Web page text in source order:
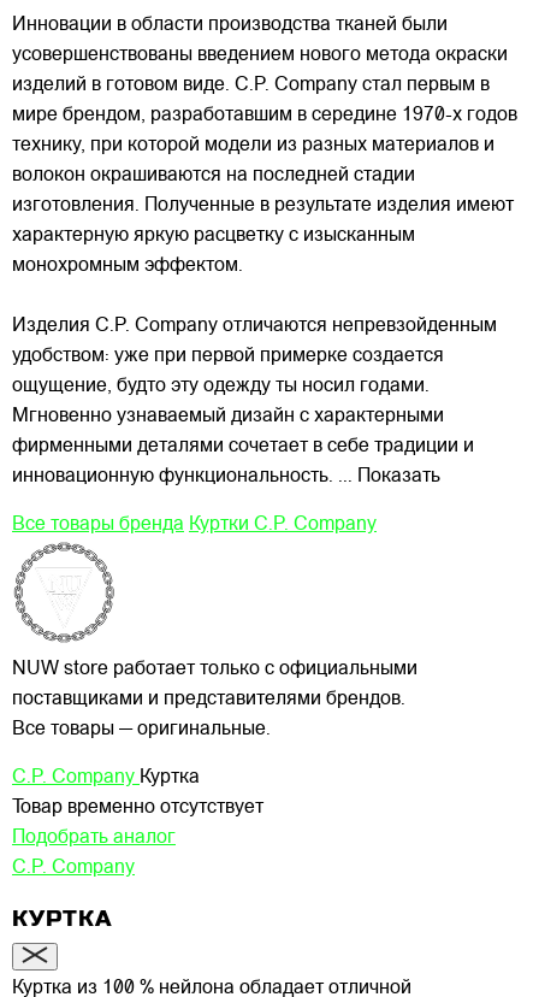
Инновации в области производства тканей были
усовершенствованы введением нового метода окраски
изделий в готовом виде. C.P. Company стал первым в
мире брендом, разработавшим в середине 1970-х годов
технику, при которой модели из разных материалов и
волокон окрашиваются на последней стадии
изготовления. Полученные в результате изделия имеют
характерную яркую расцветку с изысканным
монохромным эффектом.
Изделия C.P. Company отличаются непревзойденным
удобством: уже при первой примерке создается
ощущение, будто эту одежду ты носил годами.
Мгновенно узнаваемый дизайн с характерными
фирменными деталями сочетает в себе традиции и
инновационную функциональность. ... Показать
Все товары бренда Куртки C.P. Company
NUW store работает только с официальными
поставщиками и представителями брендов.
Все товары — оригинальные.
C.P. Company Куртка
Товар временно отсутствует
Подобрать аналог
C.P. Company
КУРТКА
Куртка из 100 % нейлона обладает отличной